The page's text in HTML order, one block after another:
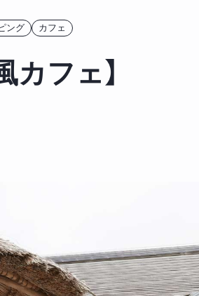
ング カフェ
フェ】